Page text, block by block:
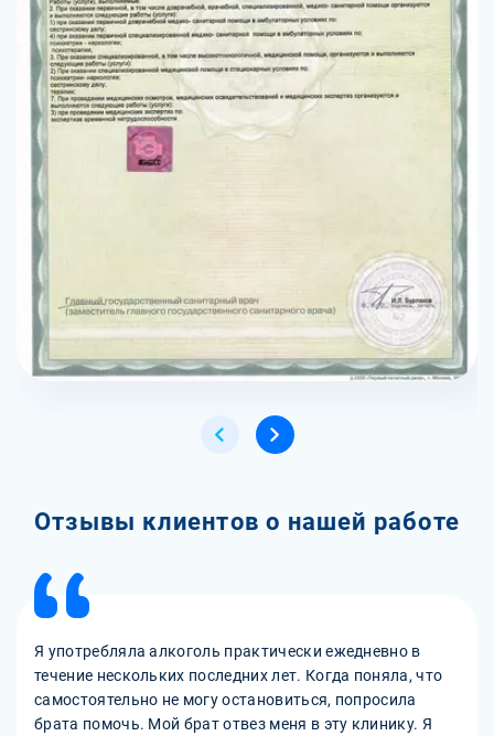
Отзывы клиентов о нашей работе
Я употребляла алкоголь практически ежедневно в
течение нескольких последних лет. Когда поняла, что
самостоятельно не могу остановиться, попросила
брата помочь. Мой брат отвез меня в эту клинику. Я